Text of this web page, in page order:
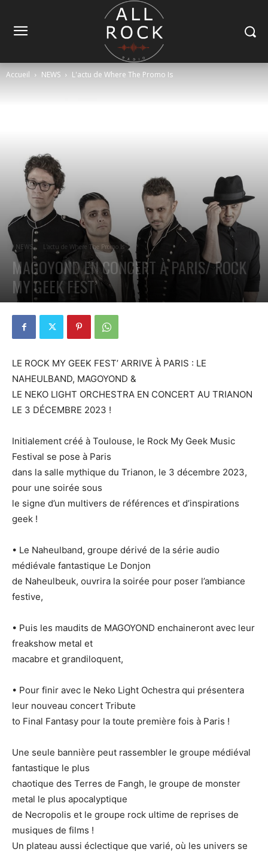
Accueil NEWS L'actu de Where The Promo Is
NEWS L'actu de Where The Promo Is
MAGOYOND EN CONCERT À PARIS/ ROCK
MY GEEK FEST’
PAR PETE CIRCLE 8 NOVEMBRE 2023 0
LE ROCK MY GEEK FEST’ ARRIVE À PARIS : LE
NAHEULBAND, MAGOYOND &
LE NEKO LIGHT ORCHESTRA EN CONCERT AU TRIANON
LE 3 DÉCEMBRE 2023 !
Initialement créé à Toulouse, le Rock My Geek Music
Festival se pose à Paris
dans la salle mythique du Trianon, le 3 décembre 2023,
pour une soirée sous
le signe d’un multivers de références et d’inspirations
geek !
• Le Naheulband, groupe dérivé de la série audio
médiévale fantastique Le Donjon
de Naheulbeuk, ouvrira la soirée pour poser l’ambiance
festive,
• Puis les maudits de MAGOYOND enchaineront avec leur
freakshow metal et
macabre et grandiloquent,
• Pour finir avec le Neko Light Ochestra qui présentera
leur nouveau concert Tribute
to Final Fantasy pour la toute première fois à Paris !
Une seule bannière peut rassembler le groupe médiéval
fantastique le plus
chaotique des Terres de Fangh, le groupe de monster
metal le plus apocalyptique
de Necropolis et le groupe rock ultime de reprises de
musiques de films !
Un plateau aussi éclectique que varié, où les univers se